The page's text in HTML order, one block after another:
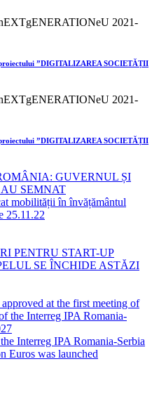
”DIGITALIZAREA SOCIETĂȚII
”DIGITALIZAREA SOCIETĂȚII
GUVERNUL ȘI
SEMNAT
mobilității în învățământul
25.11.22
PENTRU START-UP
SE ÎNCHIDE ASTĂZI
at the first meeting of
the Interreg IPA Romania-
Interreg IPA Romania-Serbia
Euros was launched